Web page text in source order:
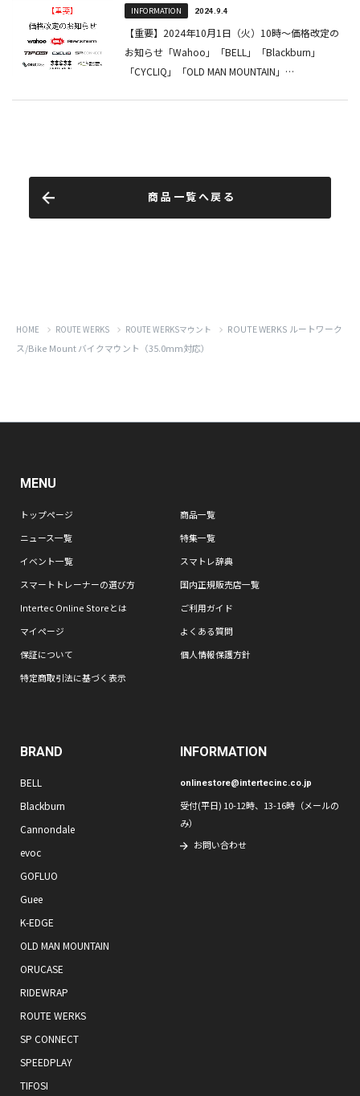
商品一覧へ戻る
HOME ROUTE WERKS ROUTE WERKSマウント
ROUTE WERKS ルートワーク
ス/Bike Mount バイクマウント（35.0mm対応）
MENU
トップページ
商品一覧
ニュース一覧
特集一覧
イベント一覧
スマトレ辞典
スマートトレーナーの選び方
国内正規販売店一覧
Intertec Online Storeとは
ご利用ガイド
マイページ
よくある質問
保証について
個人情報保護方針
特定商取引法に基づく表示
BRAND
BELL
Blackburn
Cannondale
evoc
GOFLUO
Guee
K-EDGE
OLD MAN MOUNTAIN
ORUCASE
RIDEWRAP
ROUTE WERKS
SP CONNECT
SPEEDPLAY
TIFOSI
INFORMATION
onlinestore@intertecinc.co.jp
受付(平日) 10-12時、13-16時（メールの
み）
お問い合わせ